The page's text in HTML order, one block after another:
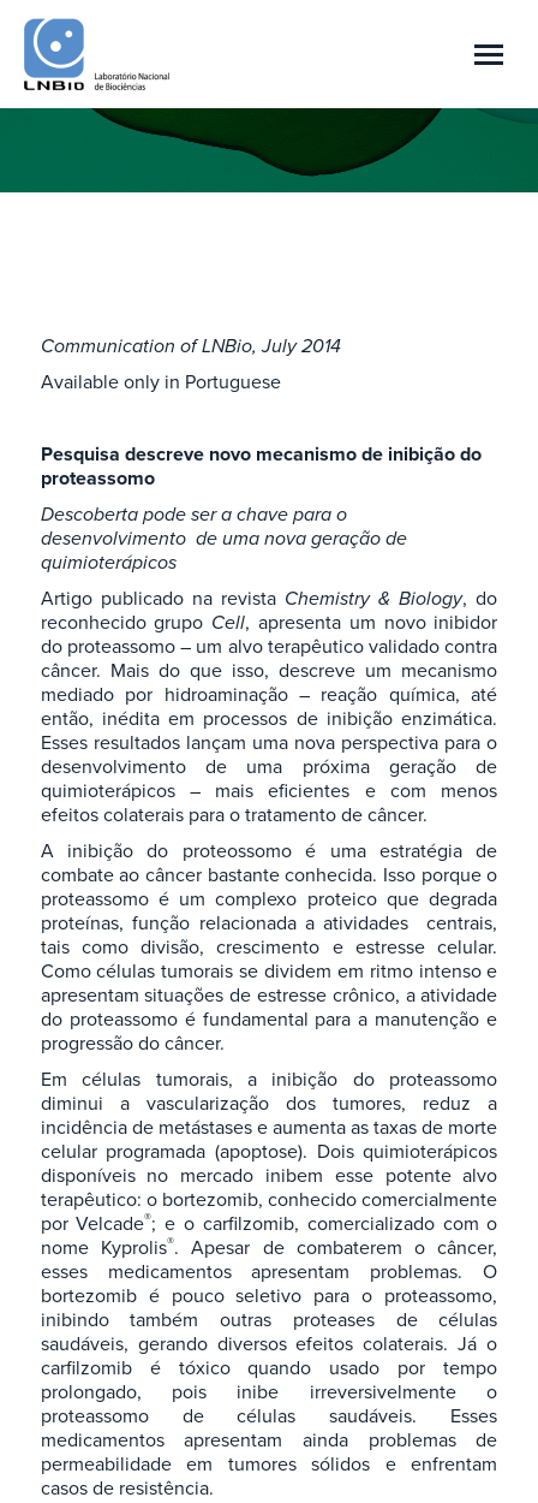
Você está aqui:
Communication of LNBio, July 2014
Available only in Portuguese
Pesquisa descreve novo mecanismo de inibição do
proteassomo
Descoberta pode ser a chave para o
desenvolvimento de uma nova geração de
quimioterápicos
Artigo publicado na revista Chemistry & Biology, do
reconhecido grupo Cell, apresenta um novo inibidor
do proteassomo – um alvo terapêutico validado contra
câncer. Mais do que isso, descreve um mecanismo
mediado por hidroaminação – reação química, até
então, inédita em processos de inibição enzimática.
Esses resultados lançam uma nova perspectiva para o
desenvolvimento de uma próxima geração de
quimioterápicos – mais eficientes e com menos
efeitos colaterais para o tratamento de câncer.
A inibição do proteossomo é uma estratégia de
combate ao câncer bastante conhecida. Isso porque o
proteassomo é um complexo proteico que degrada
proteínas, função relacionada a atividades centrais,
tais como divisão, crescimento e estresse celular.
Como células tumorais se dividem em ritmo intenso e
apresentam situações de estresse crônico, a atividade
do proteassomo é fundamental para a manutenção e
progressão do câncer.
Em células tumorais, a inibição do proteassomo
diminui a vascularização dos tumores, reduz a
incidência de metástases e aumenta as taxas de morte
celular programada (apoptose). Dois quimioterápicos
disponíveis no mercado inibem esse potente alvo
terapêutico: o bortezomib, conhecido comercialmente
por Velcade®; e o carfilzomib, comercializado com o
nome Kyprolis®. Apesar de combaterem o câncer,
esses medicamentos apresentam problemas. O
bortezomib é pouco seletivo para o proteassomo,
inibindo também outras proteases de células
saudáveis, gerando diversos efeitos colaterais. Já o
carfilzomib é tóxico quando usado por tempo
prolongado, pois inibe irreversivelmente o
proteassomo de células saudáveis. Esses
medicamentos apresentam ainda problemas de
permeabilidade em tumores sólidos e enfrentam
casos de resistência.